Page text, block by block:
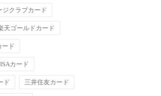
ジクラブカード
天ゴールドカード
ード
カード
ド 三井住友カード